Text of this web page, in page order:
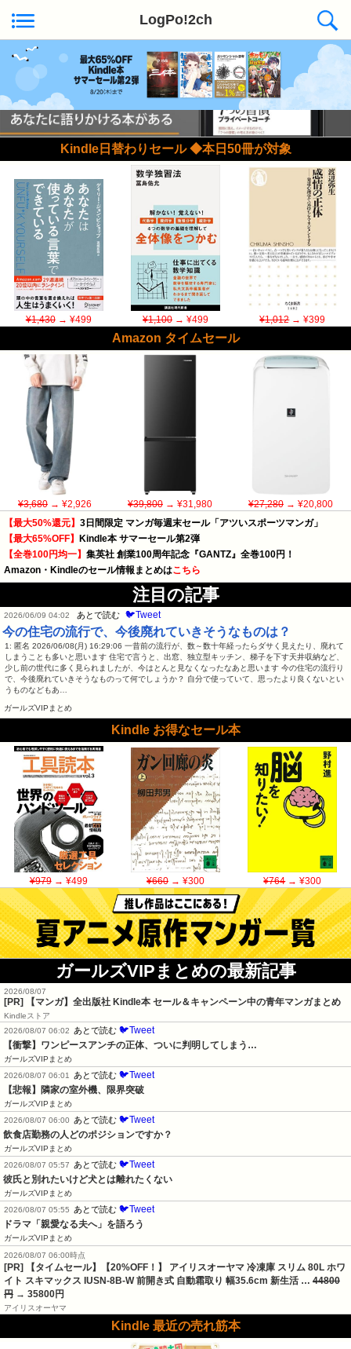
LogPo!2ch
Kindle日替わりセール ◆本日50冊が対象
¥1,430→ ¥499 ¥1,100→ ¥499 ¥1,012→ ¥399
Amazon タイムセール
¥3,680 → ¥2,926 ¥39,800 → ¥31,980 ¥27,280 → ¥20,800
【最大50%還元】 3日間限定 マンガ毎週末セール「アツいスポーツマンガ」
【最大65%OFF】 Kindle本 サマーセール第2弾
【全巻100円均一】 集英社 創業100周年記念『GANTZ』全巻100円！
Amazon・Kindleのセール情報まとめはこちら
注目の記事
2026/06/09 04:02 あとで読む 🐦Tweet
今の住宅の流行で、今後廃れていきそうなものは？
1: 匿名 2026/06/08(月) 16:29:06 一昔前の流行が、数～数十年経ったらダサく見えたり、廃れて
しまうことも多いと思います 住宅で言うと、出窓、独立型キッチン、梯子を下す天井収納など、
少し前の世代に多く見られましたが、今はとんと見なくなったなあと思います 今の住宅の流行り
で、今後廃れていきそうなものって何でしょうか？ 自分で使っていて、思ったより良くないとい
うものなどもあ…
ガールズVIPまとめ
Kindle お得なセール本
¥979→ ¥499 ¥660→ ¥300 ¥764→ ¥300
ガールズVIPまとめの最新記事
2026/08/07
[PR] 【マンガ】全出版社 Kindle本 セール＆キャンペーン中の青年マンガまとめ
Kindleストア
2026/08/07 06:02
あとで読む 🐦Tweet
【衝撃】ワンピースアンチの正体、ついに判明してしまう…
ガールズVIPまとめ
2026/08/07 06:01
あとで読む 🐦Tweet
【悲報】隣家の室外機、限界突破
ガールズVIPまとめ
2026/08/07 06:00
あとで読む 🐦Tweet
飲食店勤務の人どのポジションですか？
ガールズVIPまとめ
2026/08/07 05:57
あとで読む 🐦Tweet
彼氏と別れたいけど犬とは離れたくない
ガールズVIPまとめ
2026/08/07 05:55
あとで読む 🐦Tweet
ドラマ「親愛なる夫へ」を語ろう
ガールズVIPまとめ
2026/08/07 06:00時点
[PR] 【タイムセール】【20%OFF！】 アイリスオーヤマ 冷凍庫 スリム 80L ホワ
イト スキマックス IUSN-8B-W 前開き式 自動霜取り 幅35.6cm 新生活 … 44800
円 → 35800円
アイリスオーヤマ
Kindle 最近の売れ筋本